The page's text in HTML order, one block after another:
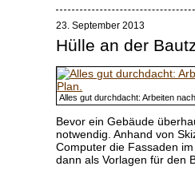
23. September 2013
Hülle an der
Alles gut durchdacht: Arbeiten
Bevor ein Gebäude
notwendig. Anhand von
Computer die Fassaden
dann als Vorlagen für den